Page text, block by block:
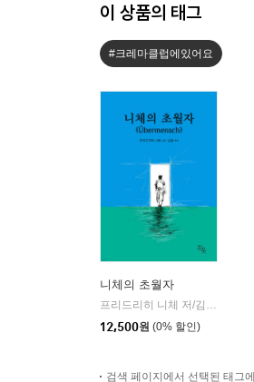
이 상품의 태그
#크레마클럽에있어요
니체의 초월자
프리드리히 니체 저/김철 편역
12,500원 (0% 할인)
검색 페이지에서 선택된 태그